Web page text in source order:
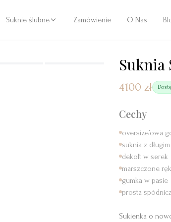
Suknie ślubne Zamówienie O Nas
Suknia
4100 zł
Cechy
oversize’owa
suknia z
dekolt w serek
marszczone
gumka w pasie
prosta
Sukienka o